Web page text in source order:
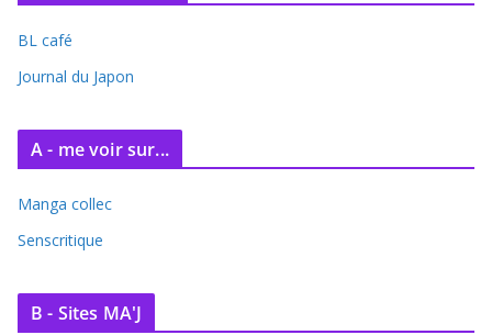
v
e
BL café
Journal du Japon
A - me voir sur...
Manga collec
Senscritique
B - Sites MA'J